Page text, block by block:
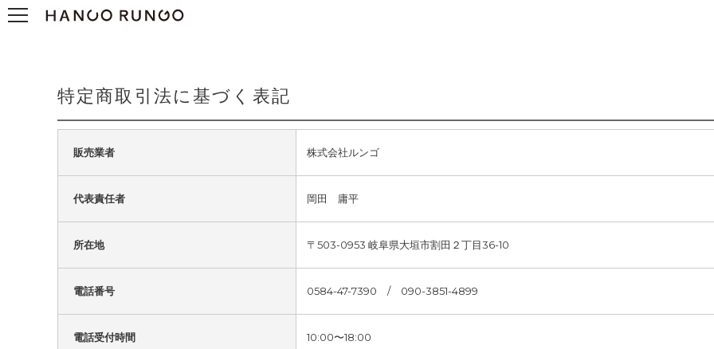
特定商取引法に基づく表記
販売業者 株式会社ルンゴ
代表責任者 岡田 庸平
所在地 〒503-0953 岐阜県大垣市割田２丁目36-10
電話番号 0584-47-7390 / 090-3851-4899
電話受付時間 10:00〜18:00